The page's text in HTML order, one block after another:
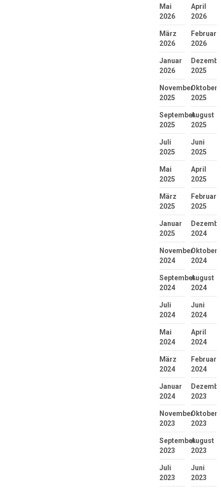
Mai
2026
April
2026
März
2026
Februar
2026
Januar
2026
2025
November
2025
Oktober
2025
September
2025
August
2025
Juli
2025
Juni
2025
Mai
2025
April
2025
März
2025
Februar
2025
Januar
2025
2024
November
2024
Oktober
2024
September
2024
August
2024
Juli
2024
Juni
2024
Mai
2024
April
2024
März
2024
Februar
2024
Januar
2024
2023
November
2023
Oktober
2023
September
2023
August
2023
Juli
2023
Juni
2023